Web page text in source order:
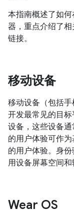
本指南概述了如
器，重点介绍了
链接。
移动设备
移动设备（包括
开发最常见的目
设备，这些设备
的用户体验可作
的用户体验。身
用设备屏幕空间和
Wear OS